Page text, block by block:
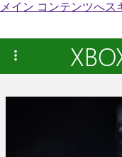
メイン コンテンツへス